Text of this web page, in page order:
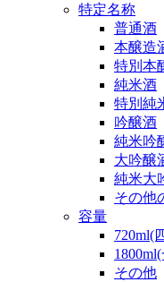
特定名称
普通酒
本醸造
特別本
純米酒
特別純
吟醸酒
純米吟
大吟醸
純米大
その他
容量
720ml(
その他